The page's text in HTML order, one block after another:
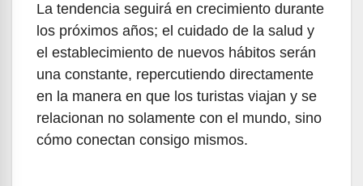
La tendencia seguirá en crecimiento durante
los próximos años; el cuidado de la salud y
el establecimiento de nuevos hábitos serán
una constante, repercutiendo directamente
en la manera en que los turistas viajan y se
relacionan no solamente con el mundo, sino
cómo conectan consigo mismos.